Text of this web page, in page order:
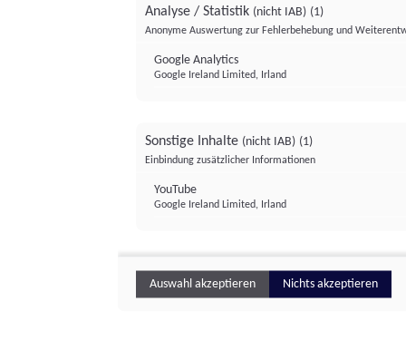
Analyse / Statistik (nicht IAB) (1)
Anonyme Auswertung zur Fehlerbehebung und
Google Analytics
Google Ireland Limited, Irland
Sonstige Inhalte (nicht IAB) (1)
Einbindung zusätzlicher Informationen
YouTube
Google Ireland Limited, Irland
Auswahl akzeptieren Nichts akzeptieren